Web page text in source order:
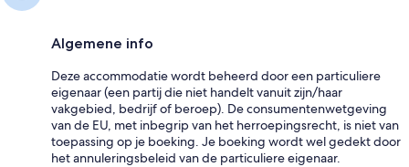
Algemene info
Deze accommodatie wordt beheerd door een particuliere
eigenaar (een partij die niet handelt vanuit zijn/haar
vakgebied, bedrijf of beroep). De consumentenwetgeving
van de EU, met inbegrip van het herroepingsrecht, is niet van
toepassing op je boeking. Je boeking wordt wel gedekt door
het annuleringsbeleid van de particuliere eigenaar.